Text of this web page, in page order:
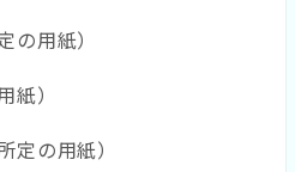
の用紙）
紙）
定の用紙）